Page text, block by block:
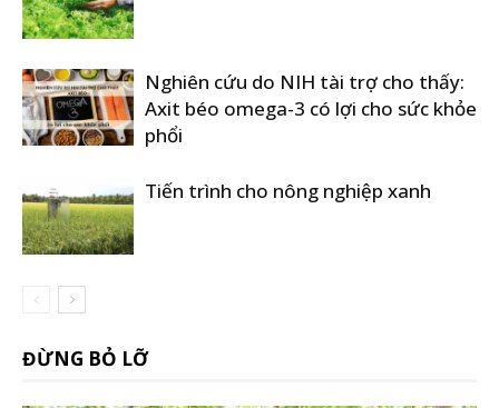
Nghiên cứu do NIH tài trợ cho thấy:
Axit béo omega-3 có lợi cho sức khỏe
phổi
Tiến trình cho nông nghiệp xanh
ĐỪNG BỎ LỠ